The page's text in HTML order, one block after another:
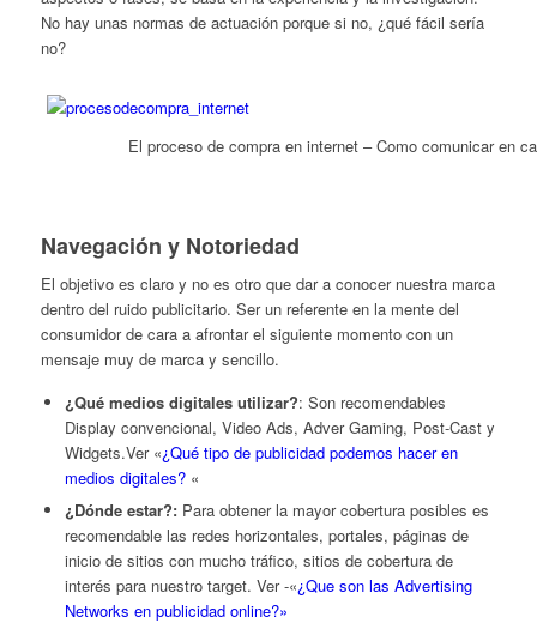
No hay unas normas de actuación porque si no, ¿qué fácil sería
no?
El proceso de compra en internet – Como comunicar en
Navegación y Notoriedad
El objetivo es claro y no es otro que dar a conocer nuestra marca
dentro del ruido publicitario. Ser un referente en la mente del
consumidor de cara a afrontar el siguiente momento con un
mensaje muy de marca y sencillo.
¿Qué medios digitales utilizar?: Son recomendables
Display convencional, Video Ads, Adver Gaming, Post-Cast y
Widgets.Ver «¿Qué tipo de publicidad podemos hacer en
medios digitales?«
¿Dónde estar?:Para obtener la mayor cobertura posibles es
recomendable las redes horizontales, portales, páginas de
inicio de sitios con mucho tráfico, sitios de cobertura de
interés para nuestro target. Ver -«¿Que son las Advertising
Networks en publicidad online?»